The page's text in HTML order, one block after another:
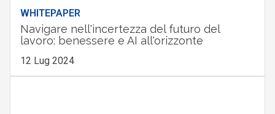
WHITEPAPER
Navigare nell'incertezza del futuro del
lavoro: benessere e AI all'orizzonte
12 Lug 2024